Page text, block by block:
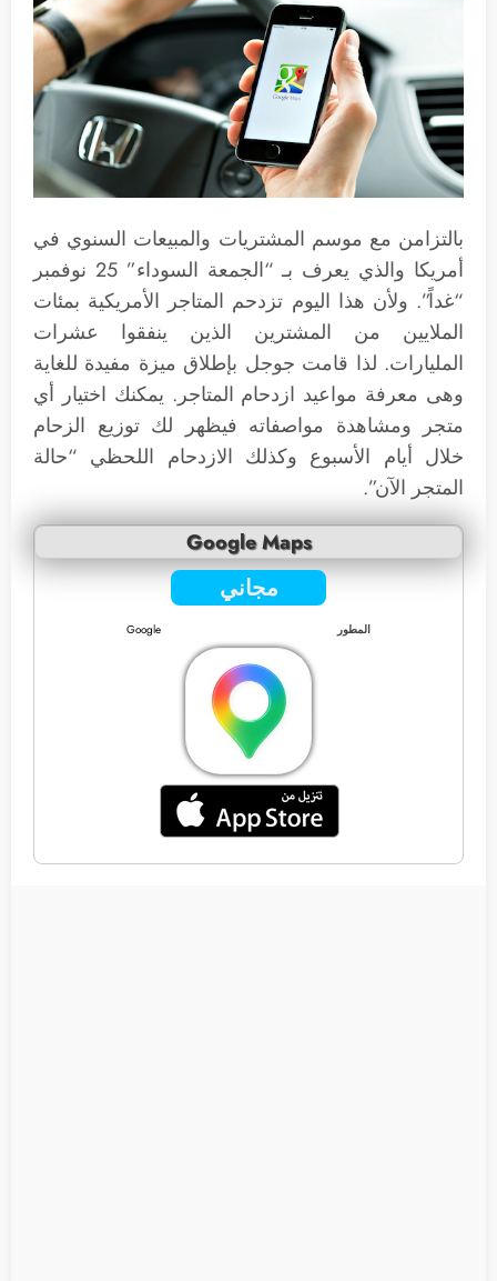
بالتزامن مع موسم المشتريات والمبيعات السنوي في
أمريكا والذي يعرف بـ “الجمعة السوداء” 25 نوفمبر
“غداً”. ولأن هذا اليوم تزدحم المتاجر الأمريكية بمئات
الملايين من المشترين الذين ينفقوا عشرات
المليارات. لذا قامت جوجل بإطلاق ميزة مفيدة للغاية
وهى معرفة مواعيد ازدحام المتاجر. يمكنك اختيار أي
متجر ومشاهدة مواصفاته فيظهر لك توزيع الزحام
خلال أيام الأسبوع وكذلك الازدحام اللحظي “حالة
المتجر الآن”.
Google Maps
مجاني
المطور Google